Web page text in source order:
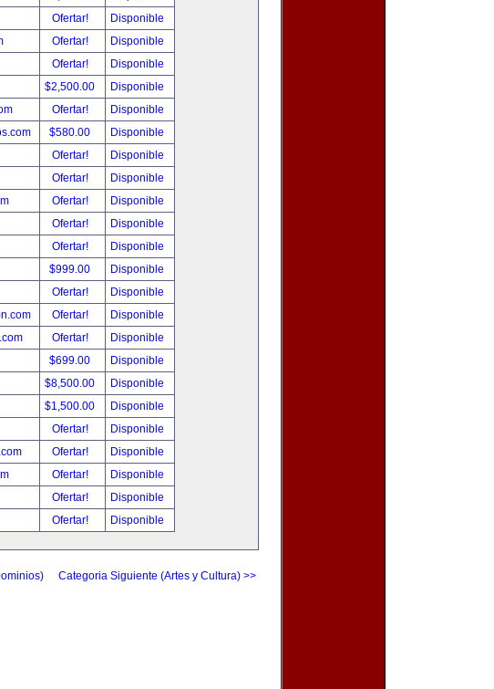
Ofertar!
Disponible
Ofertar!
Disponible
Ofertar!
Disponible
$2,500.00
Disponible
Ofertar!
Disponible
$580.00
Disponible
Ofertar!
Disponible
Ofertar!
Disponible
Ofertar!
Disponible
Ofertar!
Disponible
Ofertar!
Disponible
$999.00
Disponible
Ofertar!
Disponible
Ofertar!
Disponible
Ofertar!
Disponible
$699.00
Disponible
$8,500.00
Disponible
$1,500.00
Disponible
Ofertar!
Disponible
Ofertar!
Disponible
Ofertar!
Disponible
Ofertar!
Disponible
Ofertar! Disponible
Categoria Siguiente (Artes y Cultura) >>